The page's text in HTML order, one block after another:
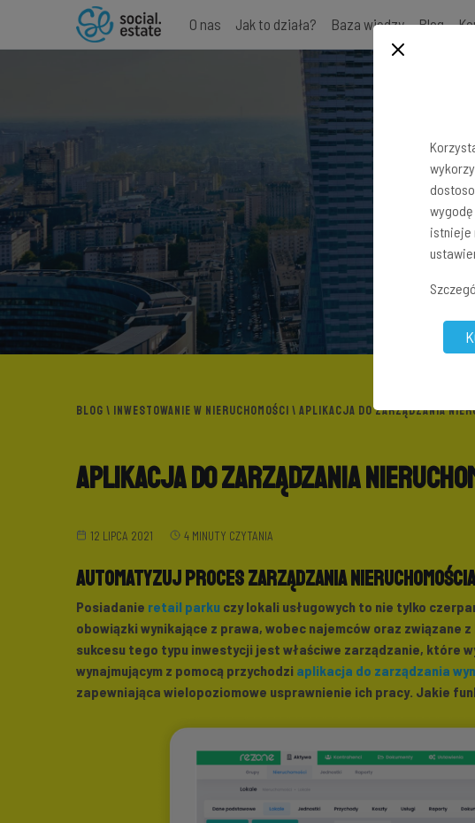
O nas Jak to działa? Baza wiedzy Blog
BLOG \ INWESTOWANIE W NIERUCHOMOŚCI \ APLIKACJA DO ZARZĄDZANIA
Aplikacja do zarządzania
12 LIPCA 2021 4 MINUTY CZYTANIA
Automatyzuj proces zarządzania
Posiadanie retail parku czy lokali usługowych to nie tylko
obowiązki wynikające z prawa, wobec najemców oraz związane
sukcesu tego typu inwestycji jest właściwe zarządzanie, które
wynajmującym z pomocą przychodzi aplikacja do zarządzania
zapewniająca wielopoziomowe usprawnienie ich pracy. Jakie
istnieje